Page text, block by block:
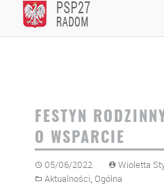
content
FESTYN
O WSPARCIE
05/06/2022
Wioletta
Aktualności, Ogólna